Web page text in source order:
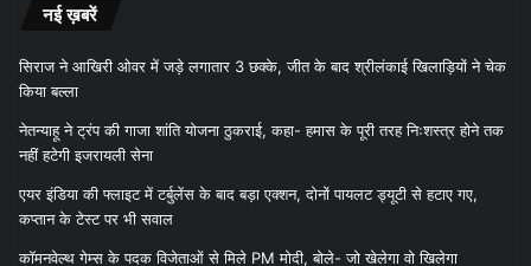
नई ख़बरें
सिराज ने आखिरी ओवर में जड़े लगातार 3 छक्के, जीत के बाद श्रीलंकाई खिलाड़ियों ने चेक
किया बल्ला
नेतन्याहू ने ट्रंप की गाजा शांति योजना ठुकराई, कहा- हमास के पूरी तरह निःशस्त्र होने तक
नहीं हटेगी इजरायली सेना
एयर इंडिया की फ्लाइट में टर्बुलेंस के बाद बड़ा एक्शन, दोनों पायलट ड्यूटी से हटाए गए,
कप्तान के टेस्ट पर भी सवाल
कॉमनवेल्थ गेम्स के पदक विजेताओं से मिले PM मोदी, बोले- जो खेलेगा वो खिलेगा